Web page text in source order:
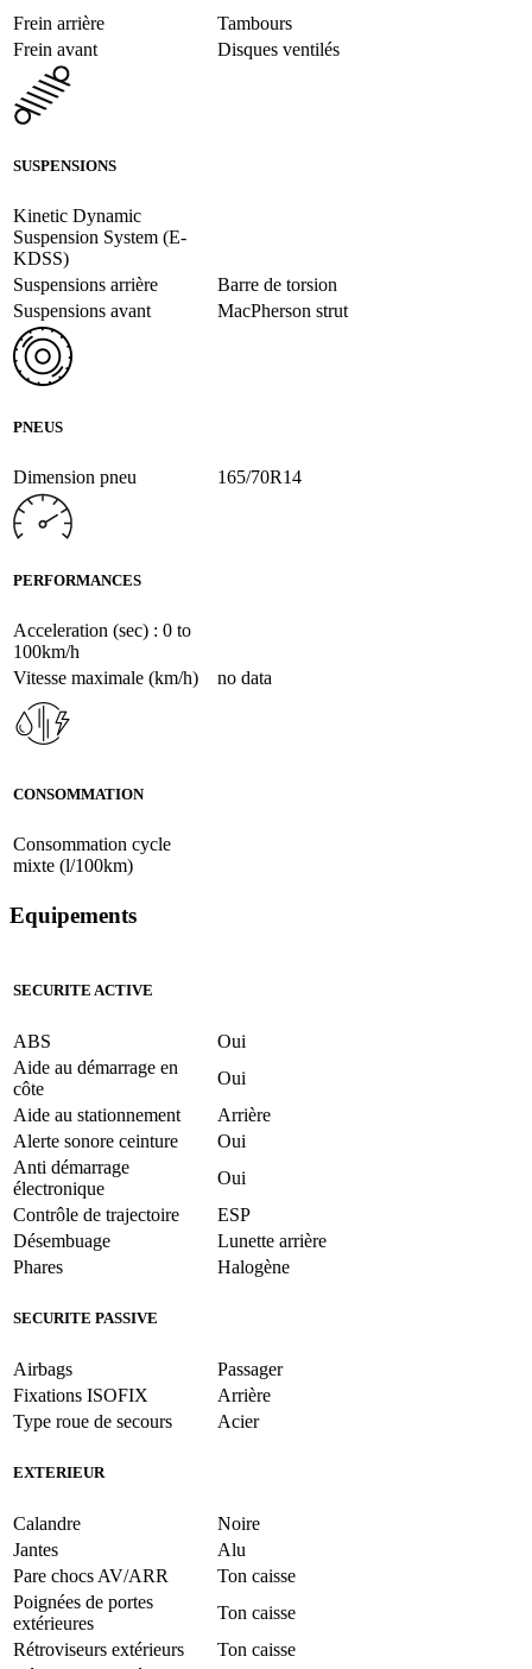
Frein arrière
Tambours
Frein avant
Disques ventilés
SUSPENSIONS
Kinetic Dynamic
Suspension System (E-
KDSS)
Suspensions arrière
Barre de torsion
Suspensions avant
MacPherson strut
PNEUS
Dimension pneu 165/70R14
PERFORMANCES
Acceleration (sec) : 0 to
100km/h
Vitesse maximale (km/h)
no data
CONSOMMATION
Consommation cycle
mixte (l/100km)
Equipements
SECURITE ACTIVE
ABS
Oui
Aide au démarrage en
côte
Oui
Aide au stationnement
Arrière
Alerte sonore ceinture
Oui
Anti démarrage
électronique
Oui
Contrôle de trajectoire
ESP
Désembuage
Lunette arrière
Phares
Halogène
SECURITE PASSIVE
Airbags
Passager
Fixations ISOFIX
Arrière
Type roue de secours
Acier
EXTERIEUR
Calandre
Noire
Jantes
Alu
Pare chocs AV/ARR
Ton caisse
Poignées de portes
extérieures
Ton caisse
Rétroviseurs extérieurs
Ton caisse